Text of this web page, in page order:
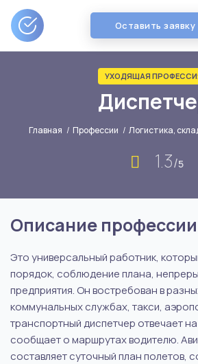
Оставить заявку
УХОДЯЩАЯ
Главная / Профессии / Логистика,
1.3/5
Описание профессии
Это универсальный работник,
порядок, соблюдение плана,
предприятия. Он востребован в
коммунальных службах, такси,
транспортный диспетчер отвечает на
сообщает о маршрутах водителю.
составляет суточный план полетов,